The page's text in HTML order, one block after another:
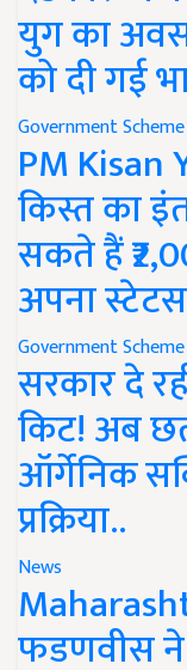
युग का
को दी गई
Government Scheme
PM Kisan
किस्त का
सकते हैं
अपना स्टेटस
Government Scheme
सरकार दे
किट! अब
ऑर्गेनिक
प्रक्रिया..
News
फडणवीस ने